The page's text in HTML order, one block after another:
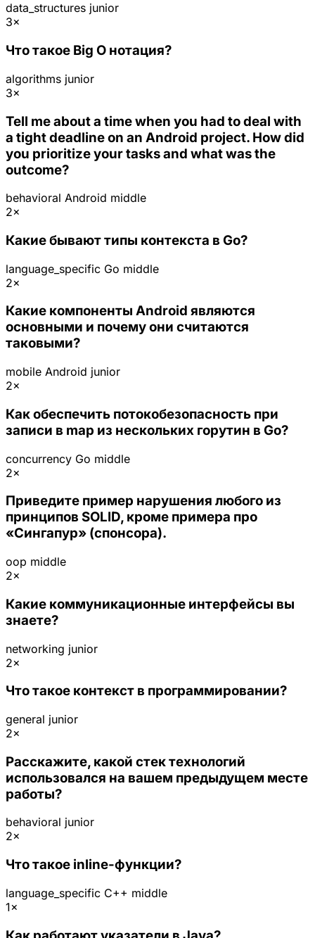
data_structures junior
3×
Что такое Big O нотация?
algorithms junior
3×
Tell me about a time when you had to deal with
a tight deadline on an Android project. How did
you prioritize your tasks and what was the
outcome?
behavioral Android middle
2×
Какие бывают типы контекста в Go?
language_specific Go middle
2×
Какие компоненты Android являются
основными и почему они считаются
таковыми?
mobile Android junior
2×
Как обеспечить потокобезопасность при
записи в map из нескольких горутин в Go?
concurrency Go middle
2×
Приведите пример нарушения любого из
принципов SOLID, кроме примера про
«Сингапур» (спонсора).
oop middle
2×
Какие коммуникационные интерфейсы вы
знаете?
networking junior
2×
Что такое контекст в программировании?
general junior
2×
Расскажите, какой стек технологий
использовался на вашем предыдущем месте
работы?
behavioral junior
2×
Что такое inline-функции?
language_specific C++ middle
1×